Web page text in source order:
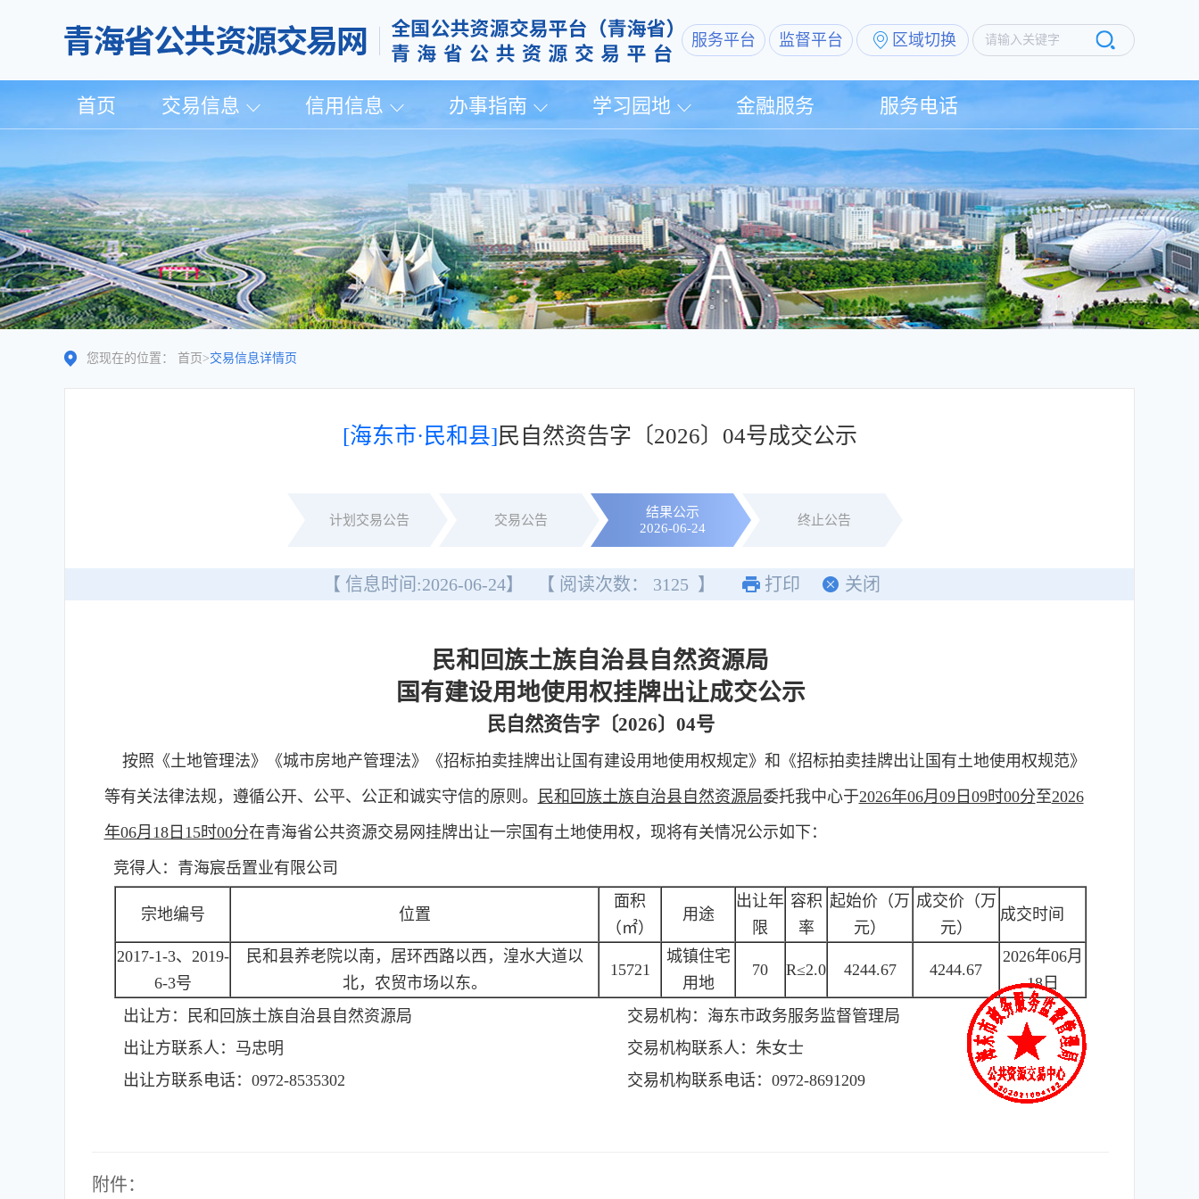
服务平台 监督平台 区域切换 请输入关键字
首页 交易信息 信用信息 办事指南 学习园地 金融服务 服务电话
您现在的位置： 首页 >交易信息详情页
[海东市·民和县]民自然资告字〔2026〕04号成交公示
计划交易公告 交易公告
结果公示
2026-06-24
终止公告
【 信息时间:2026-06-24】 【 阅读次数： 3125 】 打印 关闭
民和回族土族自治县自然资源局
国有建设用地使用权挂牌出让成交公示
民自然资告字〔2026〕04号
按照《土地管理法》《城市房地产管理法》《招标拍卖挂牌出让国有建设用地使用权规定》和《招标拍卖挂牌出让国有土地使用权规范》
等有关法律法规，遵循公开、公平、公正和诚实守信的原则。
民和回族土族自治县自然资源局委托我中心于2026年06月09日09时00分至2026
年06月18日15时00分在青海省公共资源交易网挂牌出让一宗国有土地使用权，现将有关情况公示如下：
竞得人：青海宸岳置业有限公司
宗地编号 位置
面积
（㎡）
用途
出让年
限
容积
率
起始价（万
元）
成交价（万
元）
成交时间
2017-1-3、2019-
6-3号
民和县养老院以南，居环西路以西，湟水大道以
北，农贸市场以东。
15721
城镇住宅
用地
70 R≤2.0 4244.67 4244.67
2026年06月
18日
出让方：
民和回族土族自治县自然资源局 交易机构： 海东市政务服务监督管理局
出让方联系人： 马忠明 交易机构联系人： 朱女士
出让方联系电话： 0972-8535302 交易机构联系电话： 0972-8691209
附件：